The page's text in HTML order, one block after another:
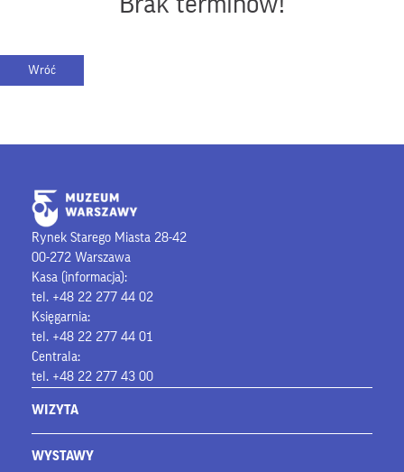
Rynek Starego Miasta 28-42
00-272 Warszawa
Kasa (informacja):
tel. +48 22 277 44 02
Księgarnia:
tel. +48 22 277 44 01
Centrala:
tel. +48 22 277 43 00
WIZYTA
WYSTAWY